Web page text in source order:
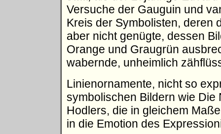
Versuche der Gauguin und
Kreis der Symbolisten, deren
aber nicht genügte, dessen
Orange und Graugrün
wabernde, unheimlich
Linienornamente, nicht so
symbolischen Bildern wie
Hodlers, die in gleichem
in die Emotion des